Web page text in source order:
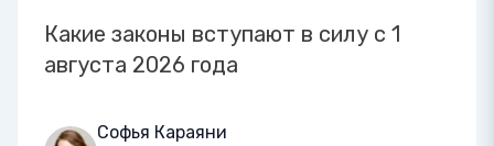
Какие законы вступают в силу с 1
августа 2026 года
Софья Караяни